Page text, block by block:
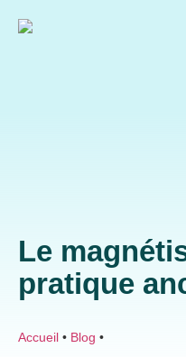
Le
pratique
Accueil • Blog •